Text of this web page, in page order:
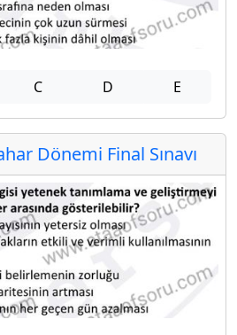
C D E
Dönemi Final Sınavı